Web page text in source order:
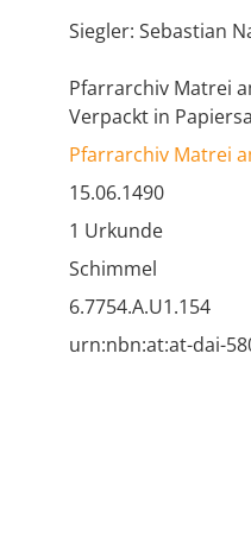
Siegler: Sebastian
Pfarrarchiv Matrei
Verpackt in
Pfarrarchiv Matrei
15.06.1490
1 Urkunde
Schimmel
6.7754.A.U1.154
urn:nbn:at:at-dai-